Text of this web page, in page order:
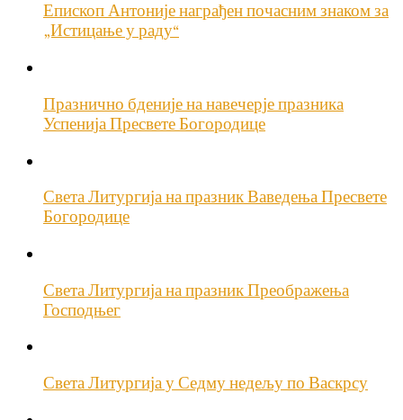
Епископ Антоније награђен почасним знаком за
„Истицање у раду“
Празнично бденије на навечерје празника
Успенија Пресвете Богородице
Света Литургија на празник Ваведења Пресвете
Богородице
Света Литургија на празник Преображења
Господњег
Света Литургија у Седму недељу по Васкрсу